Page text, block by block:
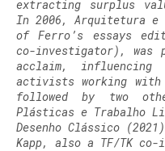
extracting surplus
In 2006, Arquitetura e
of Ferro’s essays
co-investigator), was
acclaim,
activists working with
followed by two
Plásticas e Trabalho
Desenho Clássico
Kapp, also a TF/TK